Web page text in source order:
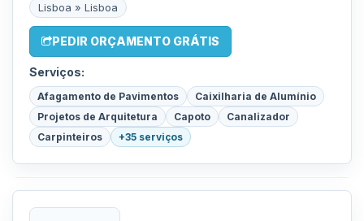
Lisboa » Lisboa
PEDIR ORÇAMENTO GRÁTIS
Serviços:
Afagamento de Pavimentos
Caixilharia de Alumínio
Projetos de Arquitetura
Capoto
Canalizador
Carpinteiros
+35 serviços